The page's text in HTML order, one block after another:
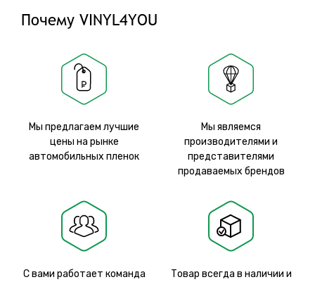
Почему VINYL4YOU
Мы предлагаем лучшие
цены на рынке
автомобильных пленок
Мы являемся
производителями и
представителями
продаваемых брендов
С вами работает команда
Товар всегда в наличии и